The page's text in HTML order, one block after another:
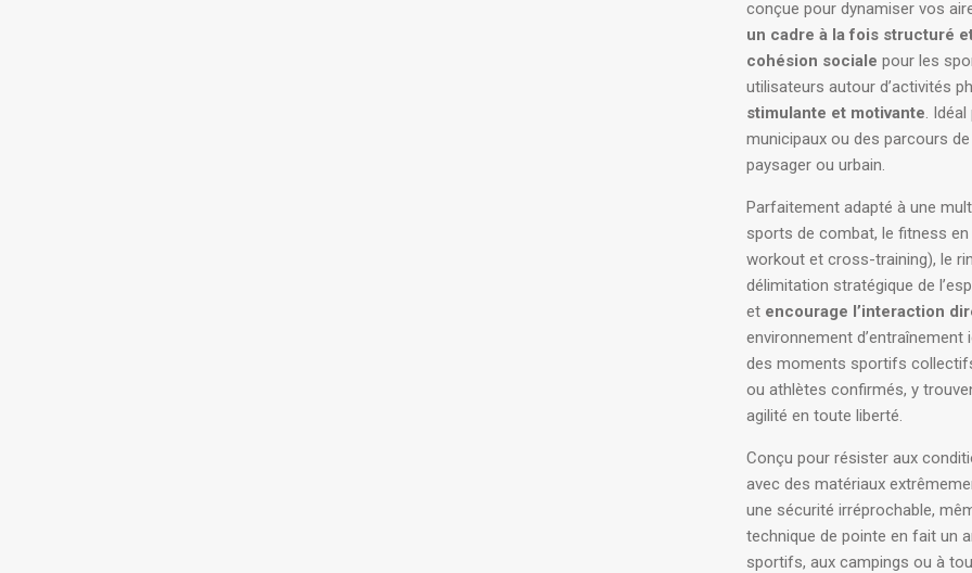
conçue pour dynamiser vos
un cadre à la fois structuré
cohésion sociale pour les
utilisateurs autour d’activités
stimulante et motivante.
municipaux ou des parcours
paysager ou urbain.
Parfaitement adapté à une
sports de combat, le fitness
workout et cross-training), le
délimitation stratégique de
et encourage l’interaction
environnement
des moments sportifs
ou athlètes confirmés, y
agilité en toute liberté.
Conçu pour résister aux
avec des matériaux
une sécurité irréprochable,
technique de pointe en fait un
sportifs, aux campings ou à